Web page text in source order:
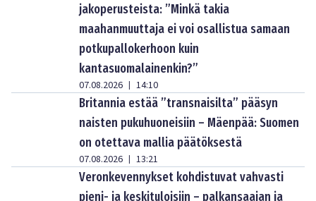
jakoperusteista: ”Minkä takia
maahanmuuttaja ei voi osallistua samaan
potkupallokerhoon kuin
kantasuomalainenkin?”
07.08.2026 | 14:10
Britannia estää ”transnaisilta” pääsyn
naisten pukuhuoneisiin – Mäenpää: Suomen
on otettava mallia päätöksestä
07.08.2026 | 13:21
Veronkevennykset kohdistuvat vahvasti
pieni- ja keskituloisiin – palkansaajan ja